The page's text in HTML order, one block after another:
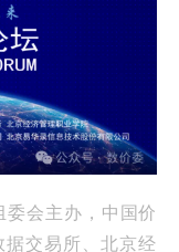
委会主办，中国价
据交易所、北京经